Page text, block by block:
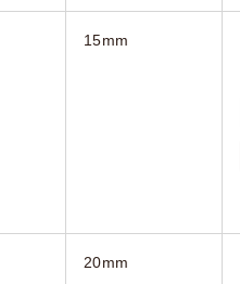
15mm
20mm